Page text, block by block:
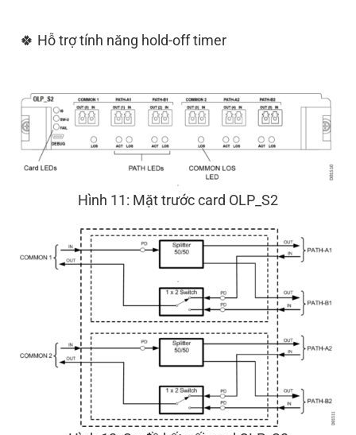
🍀 Hỗ trợ tính năng hold-off timer
Hình 11: Mặt trước card OLP_S2